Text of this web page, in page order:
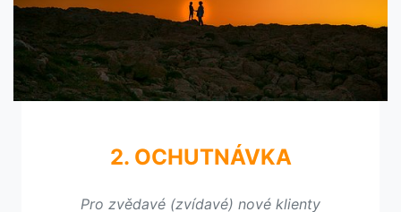
2. OCHUTNÁVKA
Pro zvědavé (zvídavé) nové klienty